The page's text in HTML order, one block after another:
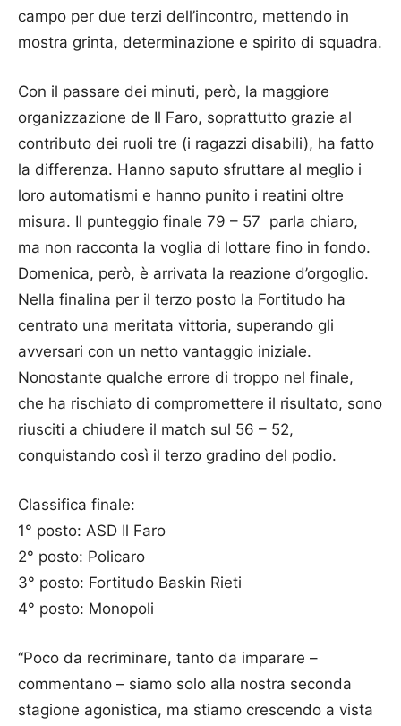
campo per due terzi dell’incontro, mettendo in
mostra grinta, determinazione e spirito di squadra.
Con il passare dei minuti, però, la maggiore
organizzazione de Il Faro, soprattutto grazie al
contributo dei ruoli tre (i ragazzi disabili), ha fatto
la differenza. Hanno saputo sfruttare al meglio i
loro automatismi e hanno punito i reatini oltre
misura. Il punteggio finale 79 – 57 parla chiaro,
ma non racconta la voglia di lottare fino in fondo.
Domenica, però, è arrivata la reazione d’orgoglio.
Nella finalina per il terzo posto la Fortitudo ha
centrato una meritata vittoria, superando gli
avversari con un netto vantaggio iniziale.
Nonostante qualche errore di troppo nel finale,
che ha rischiato di compromettere il risultato, sono
riusciti a chiudere il match sul 56 – 52,
conquistando così il terzo gradino del podio.
Classifica finale:
1° posto: ASD Il Faro
2° posto: Policaro
3° posto: Fortitudo Baskin Rieti
4° posto: Monopoli
“Poco da recriminare, tanto da imparare –
commentano – siamo solo alla nostra seconda
stagione agonistica, ma stiamo crescendo a vista